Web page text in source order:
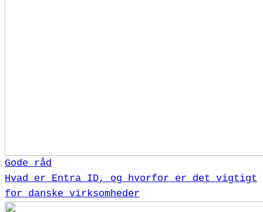
Gode råd
Hvad er Entra ID, og hvorfor er det vigtigt
for danske virksomheder